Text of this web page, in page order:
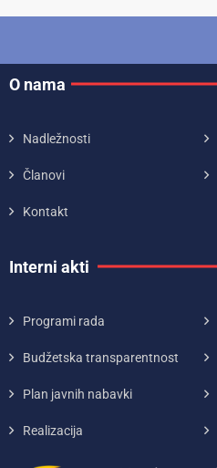
O nama
Nadležnosti
Članovi
Kontakt
Interni akti
Programi rada
Budžetska transparentnost
Plan javnih nabavki
Realizacija